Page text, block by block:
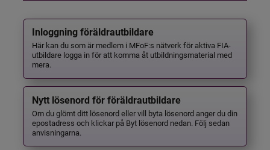
Inloggning föräldrautbildare
Här kan du som är medlem i MFoF:s nätverk för aktiva FIA-
utbildare logga in för att komma åt utbildningsmaterial med
mera.
Nytt lösenord för föräldrautbildare
Om du glömt ditt lösenord eller vill byta lösenord anger du din
epostadress och klickar på Byt lösenord nedan. Följ sedan
anvisningarna.